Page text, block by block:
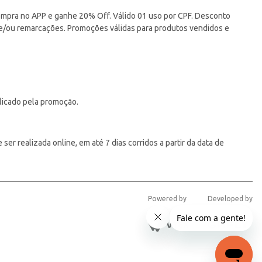
no APP e ganhe 20% Off. Válido 01 uso por CPF. Desconto
remarcações. Promoções válidas para produtos vendidos e
pela promoção.
realizada online, em até 7 dias corridos a partir da data de
Powered by Developed by